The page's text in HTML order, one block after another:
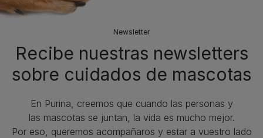
Newsletter
Recibe nuestras newsletters
sobre cuidados de mascotas​
En Purina, creemos que cuando las personas y
las mascotas se juntan, la vida es mucho mejor.
Por eso, queremos acompañaros y estar a vuestro lado